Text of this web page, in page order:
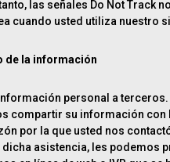
las señales Do Not Track
cuando usted utiliza nuestro
de la información
personal a
compartir su información con
por la que usted nos
dicha asistencia, les